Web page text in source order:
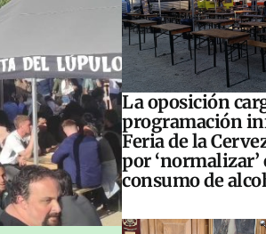
La oposición
programación
Feria de la
por ‘normalizar’
consumo de